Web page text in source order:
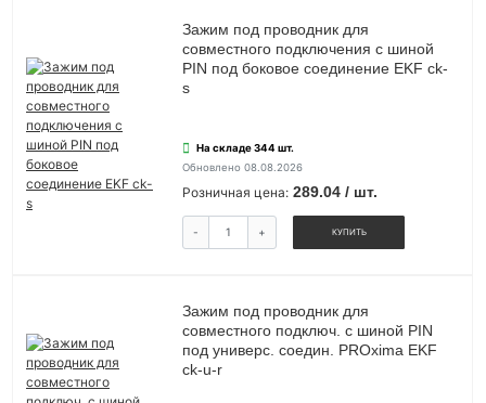
Зажим под проводник для
совместного подключения с шиной
PIN под боковое соединение EKF ck-
s
На складе 344 шт.
Обновлено 08.08.2026
Розничная цена: 289.04 / шт.
- + КУПИТЬ
Зажим под проводник для
совместного подключ. с шиной PIN
под универс. соедин. PROxima EKF
ck-u-r